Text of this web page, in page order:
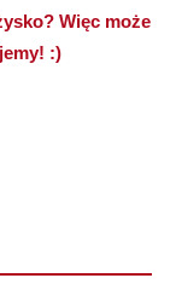
Więc może
:)